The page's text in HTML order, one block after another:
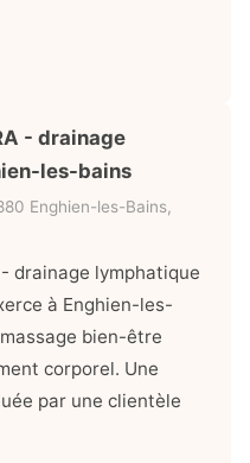
- drainage
les-bains
Enghien-les-Bains,
- drainage lymphatique
à Enghien-les-
bien-être
corporel. Une
par une clientèle